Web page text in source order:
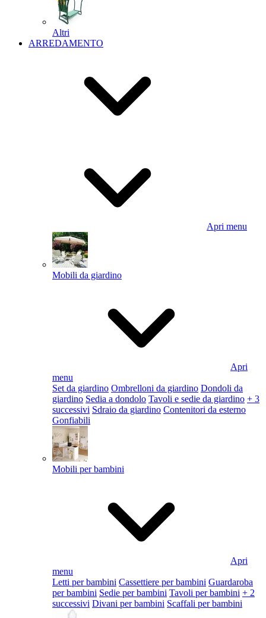
Altri
ARREDAMENTO
Apri menu
Mobili da giardino
Apri
menu
Set da giardino Ombrelloni da giardino Dondoli da
giardino Sedia a dondolo Tavoli e sedie da giardino + 3
successivi Sdraio da giardino Contenitori da esterno
Gonfiabili
Mobili per bambini
Apri
menu
Letti per bambini Cassettiere per bambini Guardaroba
per bambini Sedie per bambini Tavoli per bambini + 2
successivi Divani per bambini Scaffali per bambini